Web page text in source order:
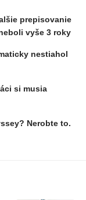
prepisovanie
vyše 3 roky
nestiahol
si musia
Nerobte to.